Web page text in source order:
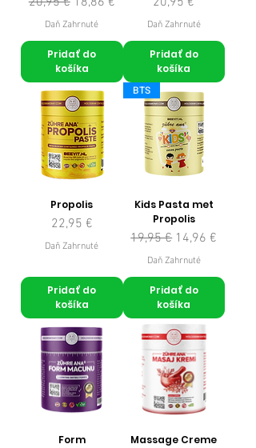
Daň Zahrnuté
Pridať do
košíka
Daň Zahrnuté
Pridať do
košíka
Propolis
Cena
22,95 €
Daň Zahrnuté
Pridať do
košíka
BTS
Kids Pasta met
Propolis
Normálna cena
19,95 € Zľavnená cena
14,96 €
Daň Zahrnuté
Pridať do
košíka
Form Massage Creme